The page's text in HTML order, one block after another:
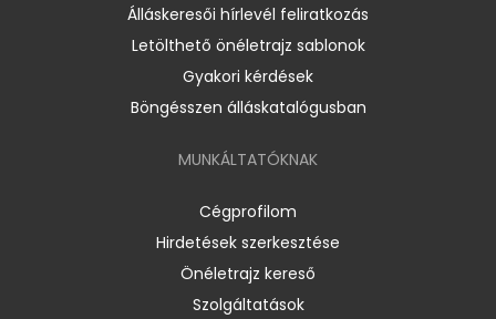
Álláskeresői hírlevél feliratkozás
Letölthető önéletrajz sablonok
Gyakori kérdések
Böngésszen álláskatalógusban
MUNKÁLTATÓKNAK
Cégprofilom
Hirdetések szerkesztése
Önéletrajz kereső
Szolgáltatások